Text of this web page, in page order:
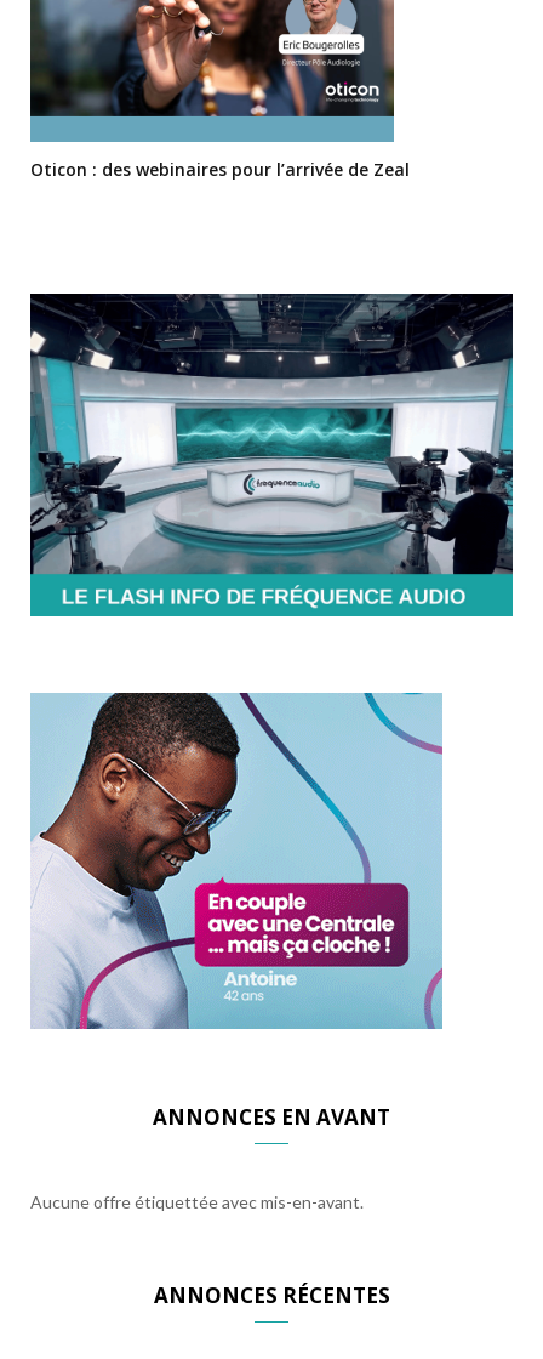
Oticon : des webinaires pour l’arrivée de Zeal
ANNONCES EN AVANT
Aucune offre étiquettée avec mis-en-avant.
ANNONCES RÉCENTES